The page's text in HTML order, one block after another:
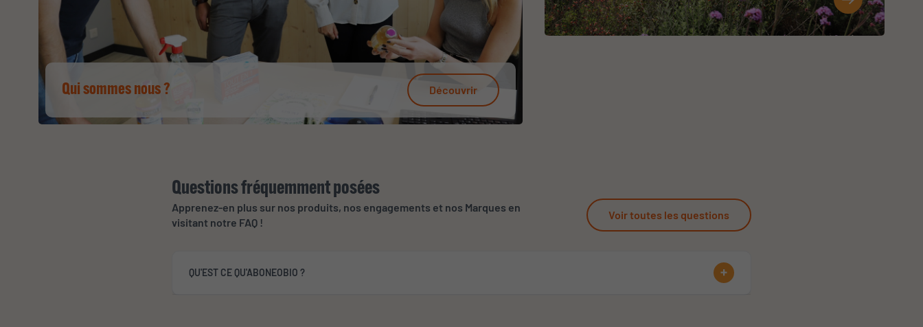
Qui sommes nous ? Découvrir
Questions fréquemment posées
Apprenez-en plus sur nos produits, nos engagements et nos Marques en
visitant notre FAQ !
Voir toutes les questions
QU'EST CE QU'ABONEOBIO ?